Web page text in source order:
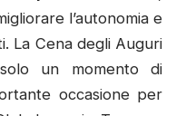
l’autonomia e
La Cena degli Auguri
un momento di
occasione per